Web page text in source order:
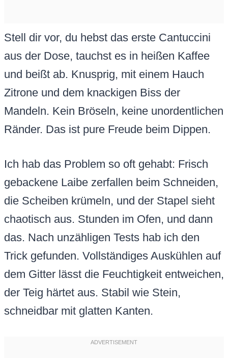
Stell dir vor, du hebst das erste Cantuccini
aus der Dose, tauchst es in heißen Kaffee
und beißt ab. Knusprig, mit einem Hauch
Zitrone und dem knackigen Biss der
Mandeln. Kein Bröseln, keine unordentlichen
Ränder. Das ist pure Freude beim Dippen.
Ich hab das Problem so oft gehabt: Frisch
gebackene Laibe zerfallen beim Schneiden,
die Scheiben krümeln, und der Stapel sieht
chaotisch aus. Stunden im Ofen, und dann
das. Nach unzähligen Tests hab ich den
Trick gefunden. Vollständiges Auskühlen auf
dem Gitter lässt die Feuchtigkeit entweichen,
der Teig härtet aus. Stabil wie Stein,
schneidbar mit glatten Kanten.